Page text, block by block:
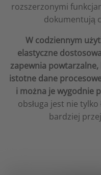
rozszerzonymi
dokumentują
W codziennym
elastyczne
zapewnia
istotne dane
i można je wygodnie
obsługa jest nie
bardziej